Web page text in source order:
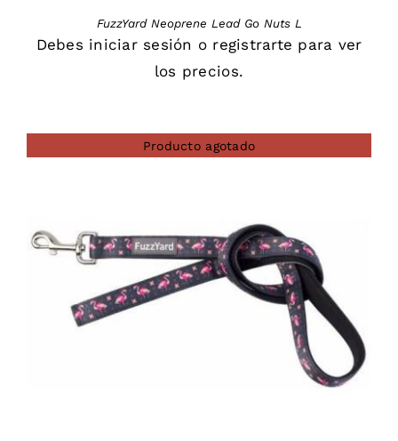
FuzzYard Neoprene Lead Go Nuts L
Debes iniciar sesión o registrarte para ver
los precios.
Producto agotado